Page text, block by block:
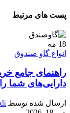
پست های مرتبط
18 مه
انواع گاو صندوق
راهنمای جامع
دارایی‌های شما
ارسال شده توسط